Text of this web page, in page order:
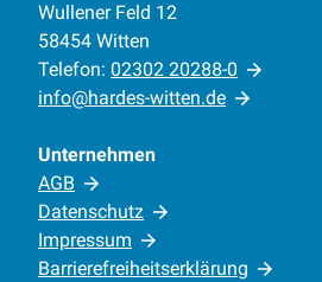
Wullener Feld 12
58454 Witten
Telefon: 02302 20288-0
info@hardes-witten.de
Unternehmen
AGB
Datenschutz
Impressum
Barrierefreiheitserklärung